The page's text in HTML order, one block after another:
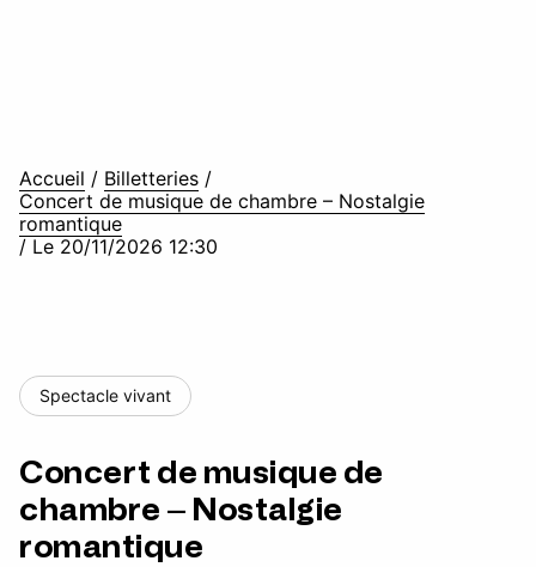
Accueil / Billetteries /
Concert de musique de chambre – Nostalgie
romantique
/ Le 20/11/2026 12:30
Spectacle vivant
Concert de musique de
chambre – Nostalgie
romantique